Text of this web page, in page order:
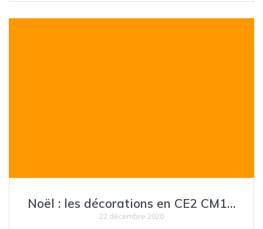
Noël : les décorations en CE2 CM1…
22 décembre 2020